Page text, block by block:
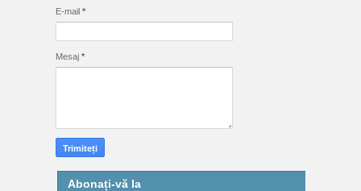
E-mail *
Mesaj *
Abonați-vă la